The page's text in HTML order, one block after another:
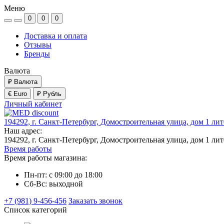
Меню
0 0 0
Доставка и оплата
Отзывы
Бренды
Валюта
₽ Валюта
€ Euro
₽ Рубль
Личный кабинет
194292, г. Санкт-Петербург, Домостроительная улица, дом 1
Наш адрес:
194292, г. Санкт-Петербург, Домостроительная улица, дом 1
Время работы
Время работы магазина:
Пн-пт: с 09:00 до 18:00
Сб-Вс: выходной
+7 (981) 9-456-456 Заказать звонок
Список категорий